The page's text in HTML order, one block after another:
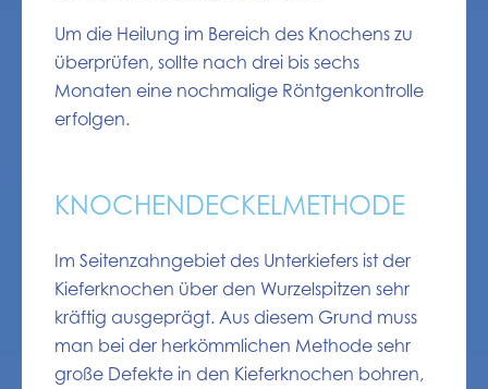
Um die Heilung im Bereich des Knochens zu
überprüfen, sollte nach drei bis sechs
Monaten eine nochmalige Röntgenkontrolle
erfolgen.
KNOCHENDECKELMETHODE
Im Seitenzahngebiet des Unterkiefers ist der
Kieferknochen über den Wurzelspitzen sehr
kräftig ausgeprägt. Aus diesem Grund muss
man bei der herkömmlichen Methode sehr
große Defekte in den Kieferknochen bohren,